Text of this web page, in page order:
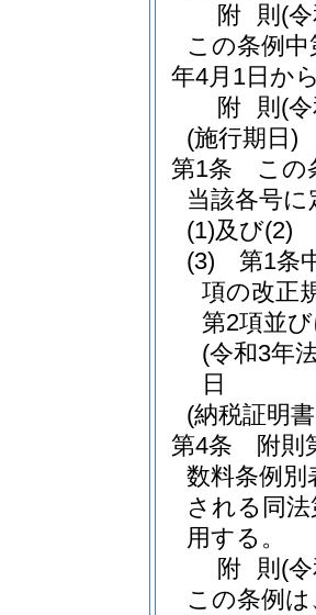
附 則 (
この条例
年4月1日か
附 則 (
(施行期日)
第1条
この
当該各号
(1)及び(2)
(3)
第1条
項の改正
第2項並
(令和3年
日
(納税証明
第4条
附則
数料条例
される同
用する。
附 則 (
この条例